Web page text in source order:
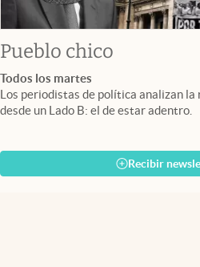
Pueblo chico
Todos los martes
Los periodistas de política analizan
desde un Lado B: el de estar adentro.
Recibir